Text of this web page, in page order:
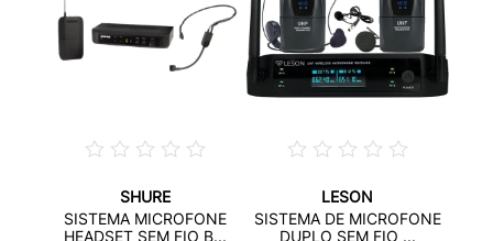
SHURE
SISTEMA MICROFONE
HEADSET SEM FIO B...
LESON
SISTEMA DE MICROFONE
DUPLO SEM FIO ...